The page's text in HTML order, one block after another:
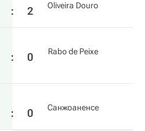
: 2 Oliveira Douro
: 0 Rabo de Peixe
: 0 Санжоаненсе